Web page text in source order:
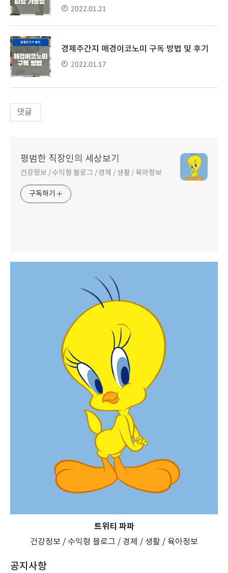
2022.01.21
경제주간지 매경이코노미 구독 방법 및 후기
2022.01.17
댓글
평범한 직장인의 세상보기
건강정보 / 수익형 블로그 / 경제 / 생활 / 육아정보
구독하기
트위티 파파
건강정보 / 수익형 블로그 / 경제 / 생활 / 육아정보
공지사항